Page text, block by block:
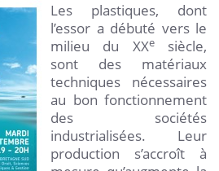
Les plastiques, dont
l’essor a débuté vers le
milieu du XXesiècle,
sont des matériaux
techniques nécessaires
au bon fonctionnement
des sociétés
industrialisées. Leur
production s’accroît à